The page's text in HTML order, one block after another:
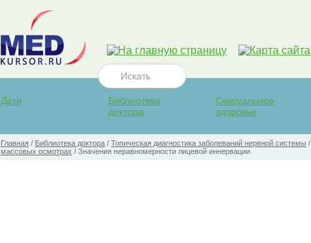
Дети
Библиотека
доктора
Сексуальное
здоровье
Главная / Библиотека доктора / Топическая диагностика заболеваний нервной системы /
массовых осмотрах / Значения неравномерности лицевой иннервации